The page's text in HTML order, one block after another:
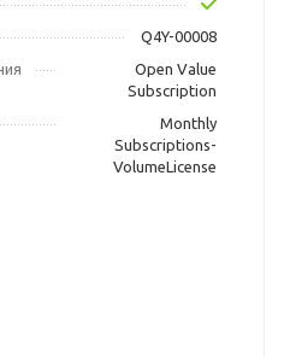
Q4Y-00008
Open Value
Subscription
Monthly
Subscriptions-
VolumeLicense